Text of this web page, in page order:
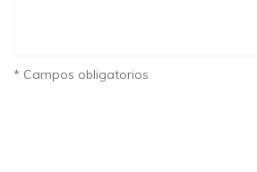
* Campos obligatorios